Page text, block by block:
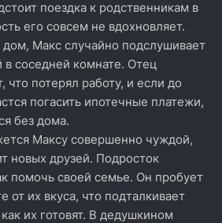
поездка к родственникам в
его совсем не вдохновляет.
дом, Макс случайно подслушивает
в соседней комнате. Отец
потерял работу, и если до
погасить ипотечные платежи,
без дома.
Максу совершенно чуждой,
новых друзей. Подросток
помочь своей семье. Он пробует
от их вкуса, что подталкивает
их готовят. В дедушкином